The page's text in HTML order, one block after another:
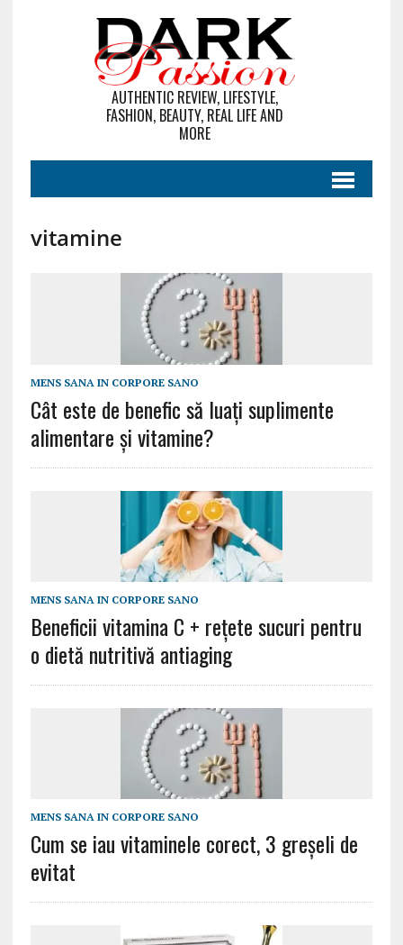
AUTHENTIC REVIEW, LIFESTYLE,
FASHION, BEAUTY, REAL LIFE AND
MORE
vitamine
MENS SANA IN CORPORE SANO
Cât este de benefic să luați suplimente
alimentare și vitamine?
MENS SANA IN CORPORE SANO
Beneficii vitamina C + rețete sucuri pentru
o dietă nutritivă antiaging
MENS SANA IN CORPORE SANO
Cum se iau vitaminele corect, 3 greșeli de
evitat